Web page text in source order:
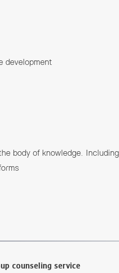
development
body of knowledge.
counseling service